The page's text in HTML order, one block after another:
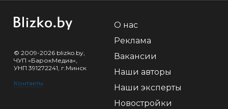
© 2009-2026 blizko.by,
ЧУП «БарокМедиа»,
УНП 391272241, г.Минск
Контакты
О нас
Реклама
Вакансии
Наши авторы
Наши эксперты
Новостройки